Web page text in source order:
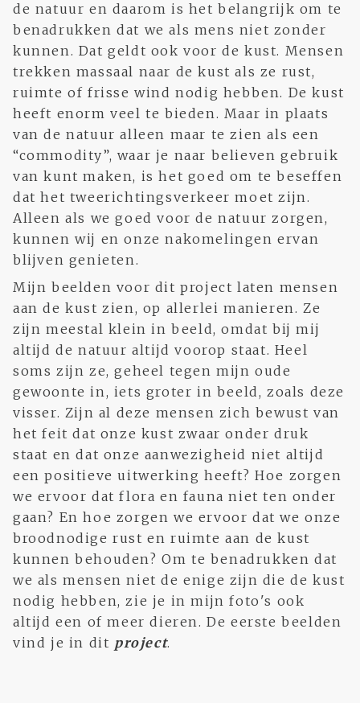
de natuur en daarom is het belangrijk om te
benadrukken dat we als mens niet zonder
kunnen. Dat geldt ook voor de kust. Mensen
trekken massaal naar de kust als ze rust,
ruimte of frisse wind nodig hebben. De kust
heeft enorm veel te bieden. Maar in plaats
van de natuur alleen maar te zien als een
“commodity”, waar je naar believen gebruik
van kunt maken, is het goed om te beseffen
dat het tweerichtingsverkeer moet zijn.
Alleen als we goed voor de natuur zorgen,
kunnen wij en onze nakomelingen ervan
blijven genieten.
Mijn beelden voor dit project laten mensen
aan de kust zien, op allerlei manieren. Ze
zijn meestal klein in beeld, omdat bij mij
altijd de natuur altijd voorop staat. Heel
soms zijn ze, geheel tegen mijn oude
gewoonte in, iets groter in beeld, zoals deze
visser. Zijn al deze mensen zich bewust van
het feit dat onze kust zwaar onder druk
staat en dat onze aanwezigheid niet altijd
een positieve uitwerking heeft? Hoe zorgen
we ervoor dat flora en fauna niet ten onder
gaan? En hoe zorgen we ervoor dat we onze
broodnodige rust en ruimte aan de kust
kunnen behouden? Om te benadrukken dat
we als mensen niet de enige zijn die de kust
nodig hebben, zie je in mijn foto's ook
altijd een of meer dieren. De eerste beelden
vind je in dit project.